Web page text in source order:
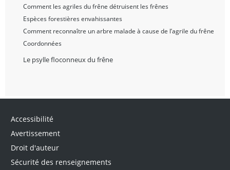
Comment les agriles du frêne détruisent les frênes
Espèces forestières envahissantes
Comment reconnaître un arbre malade à cause de l’agrile du frêne
Coordonnées
Le psylle floconneux du frêne
Accessibilité
Avertissement
Droit d'auteur
Sécurité des renseignements